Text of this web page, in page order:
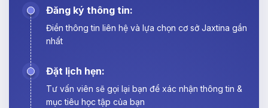
Đăng ký thông tin:
Điền thông tin liên hệ và lựa chọn cơ sở Jaxtina gần
nhất
Đặt lịch hẹn:
Tư vấn viên sẽ gọi lại bạn để xác nhận thông tin &
mục tiêu học tập của bạn